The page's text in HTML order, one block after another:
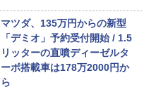
マツダ、135万円からの新型
「デミオ」予約受付開始 / 1.5
リッターの直噴ディーゼルタ
ーボ搭載車は178万2000円か
ら